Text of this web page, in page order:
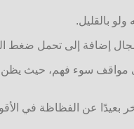
بالقليل.
إضافة إلى تحمل ضغط
مواقف سوء فهم، حيث
بعيدًا عن الفظاظة في